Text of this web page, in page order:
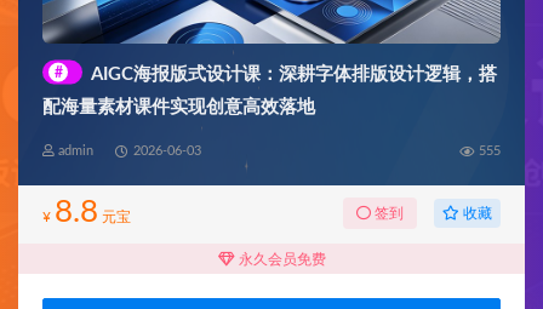
#
AIGC海报版式设计课：深耕字体排版设计逻辑，搭
配海量素材课件实现创意高效落地
admin 2026-06-03 555
¥ 8.8 元宝 签到 收藏
永久会员免费